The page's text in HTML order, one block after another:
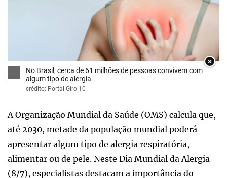
×
No Brasil, cerca de 61 milhões de pessoas convivem com
algum tipo de alergia
crédito: Portal Giro 10
A Organização Mundial da Saúde (OMS) calcula que,
até 2030, metade da população mundial poderá
apresentar algum tipo de alergia respiratória,
alimentar ou de pele. Neste Dia Mundial da Alergia
(8/7), especialistas destacam a importância do